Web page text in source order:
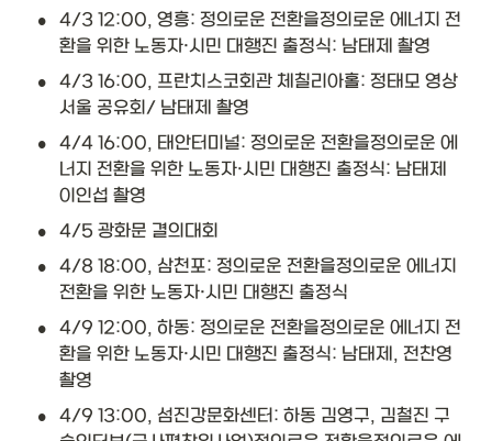
•
4/3 12:00, 영흥: 정의로운 전환을정의로운 에너지 전
환을 위한 노동자·시민 대행진 출정식: 남태제 촬영
•
4/3 16:00, 프란치스코회관 체칠리아홀: 정태모 영상
서울 공유회/ 남태제 촬영
•
4/4 16:00, 태안터미널: 정의로운 전환을정의로운 에
너지 전환을 위한 노동자·시민 대행진 출정식: 남태제
이인섭 촬영
• 4/5 광화문 결의대회
•
4/8 18:00, 삼천포: 정의로운 전환을정의로운 에너지
전환을 위한 노동자·시민 대행진 출정식
•
4/9 12:00, 하동: 정의로운 전환을정의로운 에너지 전
환을 위한 노동자·시민 대행진 출정식: 남태제, 전찬영
촬영
•
4/9 13:00, 섬진강문화센터: 하동 김영구, 김철진 구